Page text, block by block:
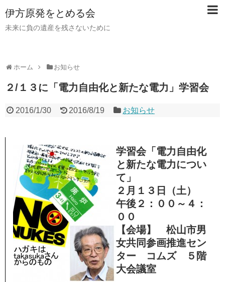
伊方原発をとめる会
未来に負の遺産を残さないために
ホーム お知らせ
２/１３に「電力自由化と新たな電力」学習会
2016/1/30 2016/8/19 お知らせ
学習会「電力自由化
と新たな電力につい
て」
２月１３日（土）
午後２：００～４：
００
【会場】 松山市男
女共同参画推進セン
ター コムズ ５階
大会議室